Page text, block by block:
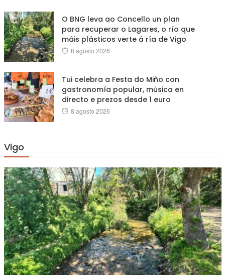
O BNG leva ao Concello un plan
para recuperar o Lagares, o río que
máis plásticos verte á ría de Vigo
Posted
8 agosto 2026
Tui celebra a Festa do Miño con
gastronomía popular, música en
directo e prezos desde 1 euro
Posted
8 agosto 2026
Vigo